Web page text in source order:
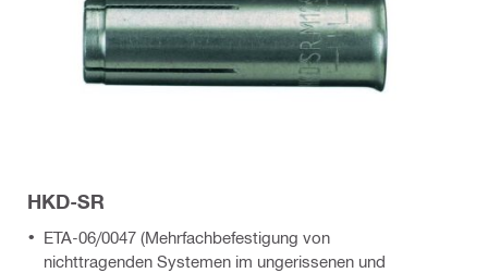
HKD-SR
ETA-06/0047 (Mehrfachbefestigung von
nichttragenden Systemen im ungerissenen und